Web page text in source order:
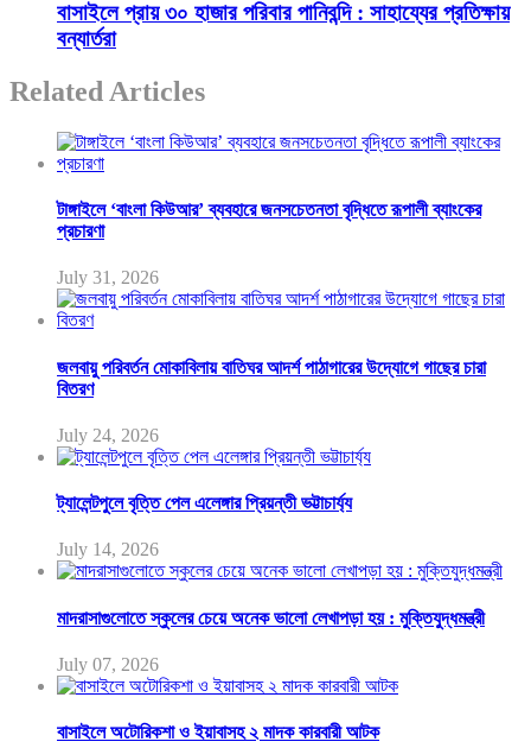
বাসাইলে প্রায় ৩০ হাজার পরিবার পানিবন্দি : সাহায্যের প্রতিক্ষায়
বন্যার্তরা
Related Articles
টাঙ্গাইলে ‘বাংলা কিউআর’ ব্যবহারে জনসচেতনতা বৃদ্ধিতে রূপালী ব্যাংকের
প্রচারণা
July 31, 2026
জলবায়ু পরিবর্তন মোকাবিলায় বাতিঘর আদর্শ পাঠাগারের উদ্যোগে গাছের চারা
বিতরণ
July 24, 2026
ট্যালেন্টপুলে বৃত্তি পেল এলেঙ্গার প্রিয়ন্তী ভট্টাচার্য্য
July 14, 2026
মাদরাসাগুলোতে স্কুলের চেয়ে অনেক ভালো লেখাপড়া হয় : মুক্তিযুদ্ধমন্ত্রী
July 07, 2026
বাসাইলে অটোরিকশা ও ইয়াবাসহ ২ মাদক কারবারী আটক